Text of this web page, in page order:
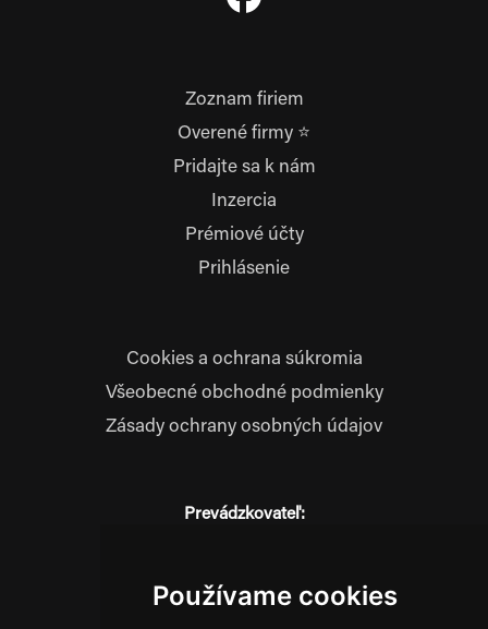
Používame cookies
Zoznam firiem
Overené firmy ⭐
Pridajte sa k nám
Inzercia
Prémiové účty
Prihlásenie
Cookies a ochrana súkromia
Všeobecné obchodné podmienky
Zásady ochrany osobných údajov
Prevádzkovateľ:
014 01 Bytča